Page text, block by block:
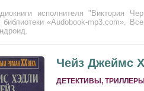
исполнителя "Виктория
библиотеки «Audobook-mp3.com».
Чейз Джеймс
ДЕТЕКТИВЫ, ТРИЛЛЕРЫ